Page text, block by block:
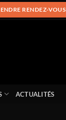
RENDEZ-VOUS
ACTUALITÉS